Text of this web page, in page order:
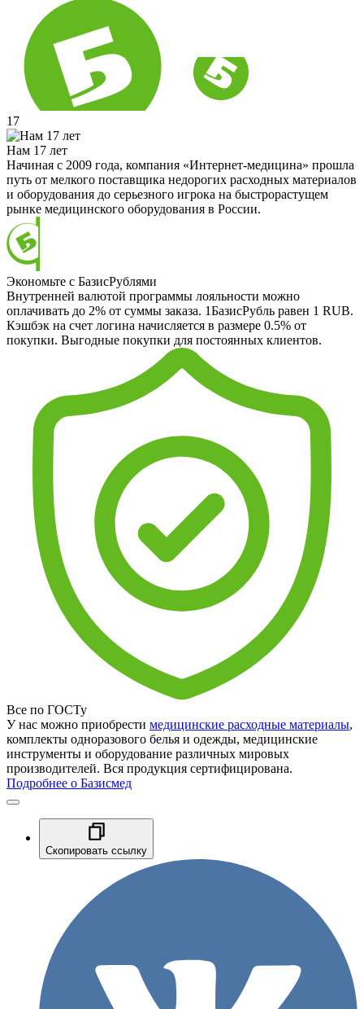
17
Нам 17 лет
Начиная с 2009 года, компания «Интернет-медицина» прошла
путь от мелкого поставщика недорогих расходных материалов
и оборудования до серьезного игрока на быстрорастущем
рынке медицинского оборудования в России.
Экономьте с БазисРублями
Внутренней валютой программы лояльности можно
оплачивать до 2% от суммы заказа. 1БазисРубль равен 1 RUB.
Кэшбэк на счет логина начисляется в размере 0.5% от
покупки. Выгодные покупки для постоянных клиентов.
Все по ГОСТу
У нас можно приобрести медицинские расходные материалы,
комплекты одноразового белья и одежды, медицинские
инструменты и оборудование различных мировых
производителей. Вся продукция сертифицирована.
Подробнее о Базисмед
Скопировать ссылку